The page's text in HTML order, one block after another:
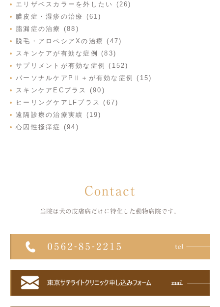
エリザベスカラーを外したい (26)
膿皮症・湿疹の治療 (61)
脂漏症の治療 (88)
脱毛・アロペシアXの治療 (47)
スキンケアが有効な症例 (83)
サプリメントが有効な症例 (152)
パーソナルケアPⅡ＋が有効な症例 (15)
スキンケアECプラス (90)
ヒーリングケアLFプラス (67)
遠隔診療の治療実績 (19)
心因性掻痒症 (94)
Contact
当院は犬の皮膚病だけに特化した 動物病院です。